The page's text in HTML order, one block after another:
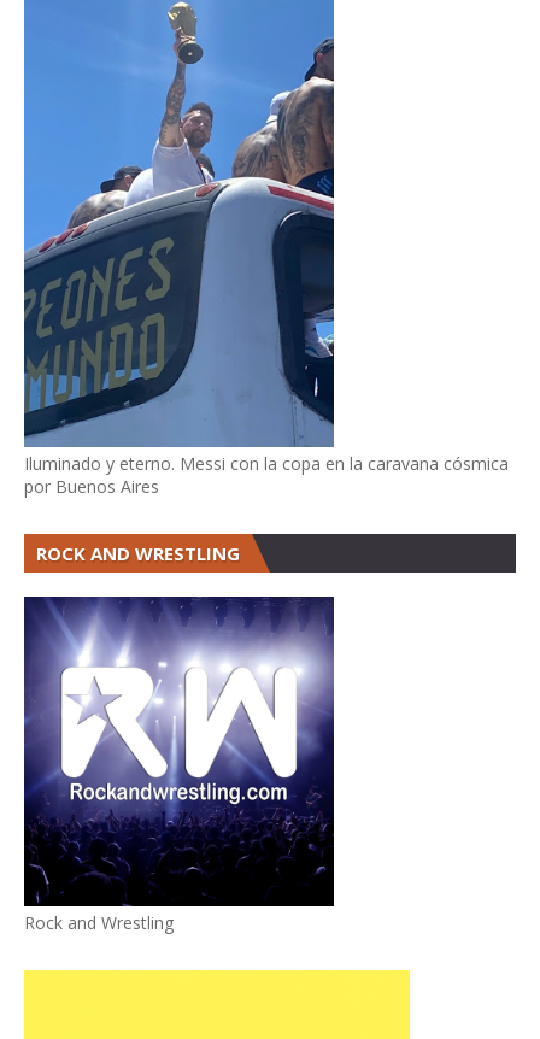
Iluminado y eterno. Messi con la copa en la caravana cósmica
por Buenos Aires
ROCK AND WRESTLING
Rock and Wrestling